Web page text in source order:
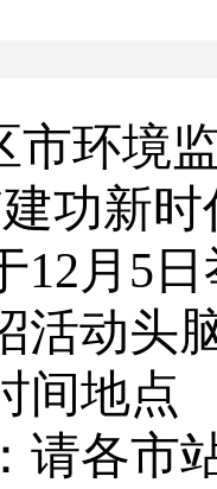
市环境
建功新时
12 月 5
活动头
间地点
请各市